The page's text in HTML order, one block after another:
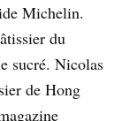
Michelin.
du
sucré. Nicolas
de Hong